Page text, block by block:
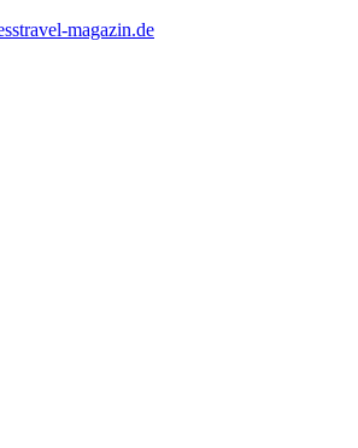
magazin.de